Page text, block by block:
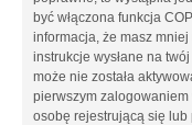
być włączona funkcja
informacja, że masz
instrukcje wysłane na
może nie została
pierwszym
osobę rejestrującą się lub